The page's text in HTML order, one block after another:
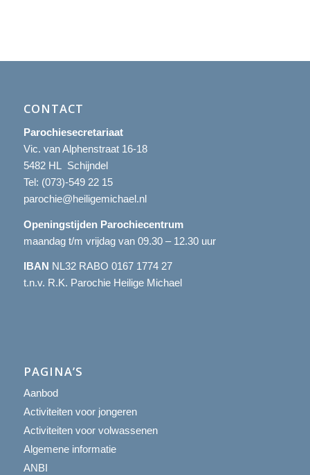
CONTACT
Parochiesecretariaat
Vic. van Alphenstraat 16-18
5482 HL Schijndel
Tel: (073)-549 22 15
parochie@heiligemichael.nl
Openingstijden Parochiecentrum
maandag t/m vrijdag van 09.30 – 12.30 uur
IBAN NL32 RABO 0167 1774 27
t.n.v. R.K. Parochie Heilige Michael
PAGINA’S
Aanbod
Activiteiten voor jongeren
Activiteiten voor volwassenen
Algemene informatie
ANBI